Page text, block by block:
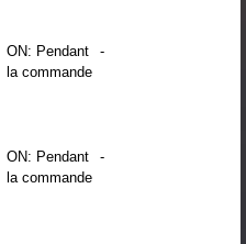
ON: Pendant
la commande
-
ON: Pendant
la commande
-